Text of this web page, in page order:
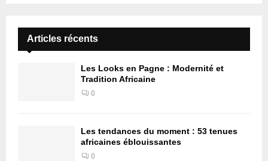
Articles récents
Les Looks en Pagne : Modernité et
Tradition Africaine
0
Les tendances du moment : 53 tenues
africaines éblouissantes
0